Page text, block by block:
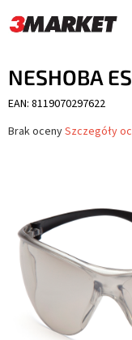
do
treści
NESHOBA
EAN: 8119070297622
Średnia
gwiazdek.
Brak ocenySzczegóły